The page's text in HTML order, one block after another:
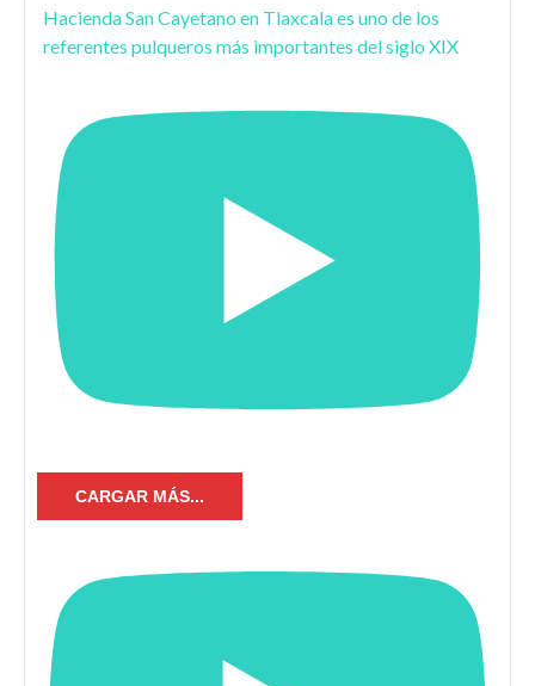
Hacienda San Cayetano en Tlaxcala es uno de los
referentes pulqueros más importantes del siglo XIX
CARGAR MÁS...